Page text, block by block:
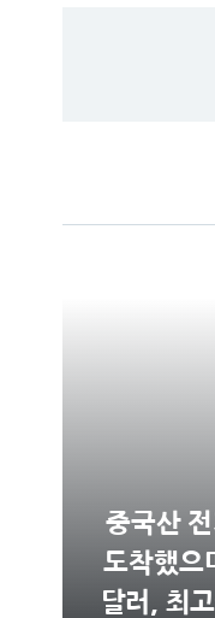
중국산
도착했으
달러, 최